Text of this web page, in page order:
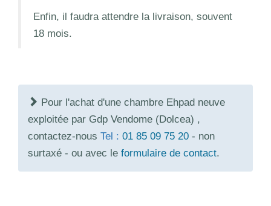
Enfin, il faudra attendre la livraison, souvent
18 mois.
Pour l'achat d'une chambre Ehpad neuve
exploitée par Gdp Vendome (Dolcea) ,
contactez-nous Tel : 01 85 09 75 20 - non
surtaxé - ou avec le formulaire de contact.